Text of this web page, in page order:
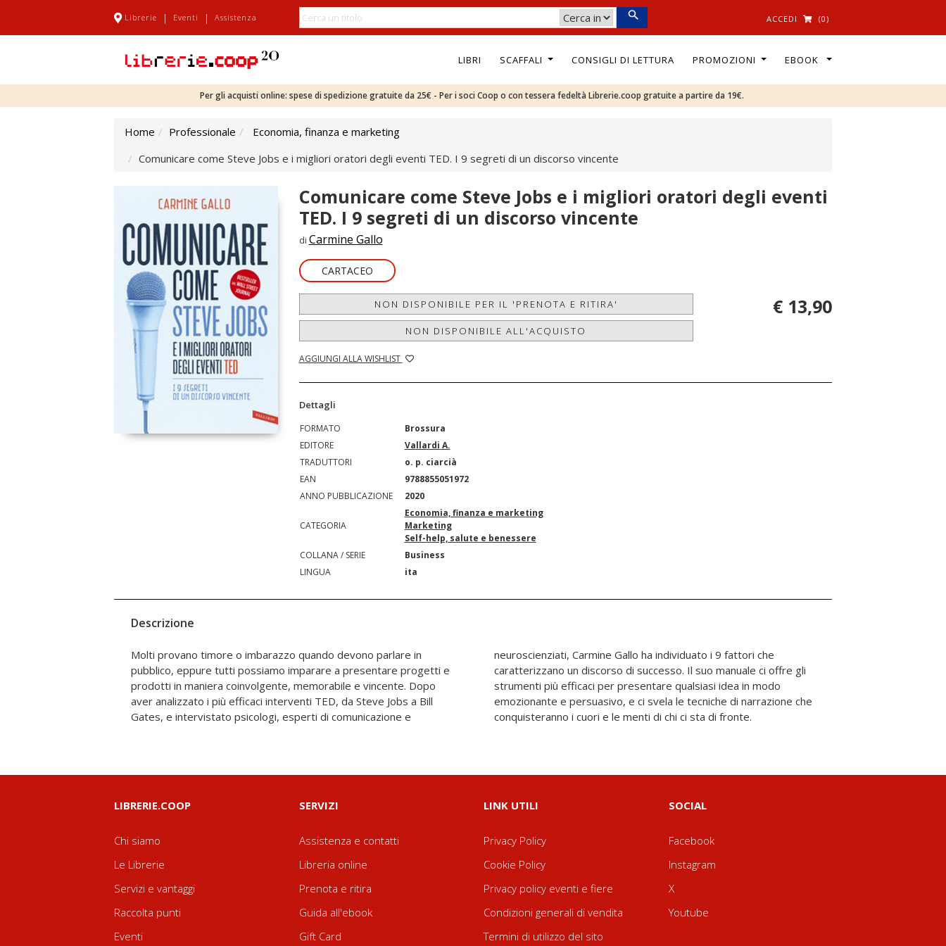
Librerie | Eventi | Assistenza ACCEDI (0)
LIBRI SCAFFALI CONSIGLI DI LETTURA PROMOZIONI EBOOK
Per gli acquisti online: spese di spedizione gratuite da 25€ - Per i soci Coop o con tessera fedeltà Librerie.coop gratuite a partire da 19€.
Home Professionale
Economia, finanza e marketing
Comunicare come Steve Jobs e i migliori oratori degli eventi TED. I 9 segreti di un discorso vincente
Comunicare come Steve Jobs e i migliori oratori degli eventi
TED. I 9 segreti di un discorso vincente
di Carmine Gallo
CARTACEO
NON DISPONIBILE PER IL 'PRENOTA E RITIRA'
NON DISPONIBILE ALL'ACQUISTO
AGGIUNGI ALLA WISHLIST
€ 13,90
Dettagli
FORMATO
Brossura
EDITORE
Vallardi A.
TRADUTTORI
o. p. ciarcià
EAN
9788855051972
ANNO PUBBLICAZIONE
2020
CATEGORIA
Economia, finanza e marketing
Marketing
Self-help, salute e benessere
COLLANA / SERIE
Business
LINGUA
ita
Descrizione
Molti provano timore o imbarazzo quando devono parlare in
pubblico, eppure tutti possiamo imparare a presentare progetti e
prodotti in maniera coinvolgente, memorabile e vincente. Dopo
aver analizzato i più efficaci interventi TED, da Steve Jobs a Bill
Gates, e intervistato psicologi, esperti di comunicazione e
neuroscienziati, Carmine Gallo ha individuato i 9 fattori che
caratterizzano un discorso di successo. Il suo manuale ci offre gli
strumenti più efficaci per presentare qualsiasi idea in modo
emozionante e persuasivo, e ci svela le tecniche di narrazione che
conquisteranno i cuori e le menti di chi ci sta di fronte.
LIBRERIE.COOP
Chi siamo
Le Librerie
Servizi e vantaggi
Raccolta punti
Eventi
SERVIZI
Assistenza e contatti
Libreria online
Prenota e ritira
Guida all'ebook
Gift Card
LINK UTILI
Privacy Policy
Cookie Policy
Privacy policy eventi e fiere
Condizioni generali di vendita
Termini di utilizzo del sito
SOCIAL
Facebook
Instagram
X
Youtube